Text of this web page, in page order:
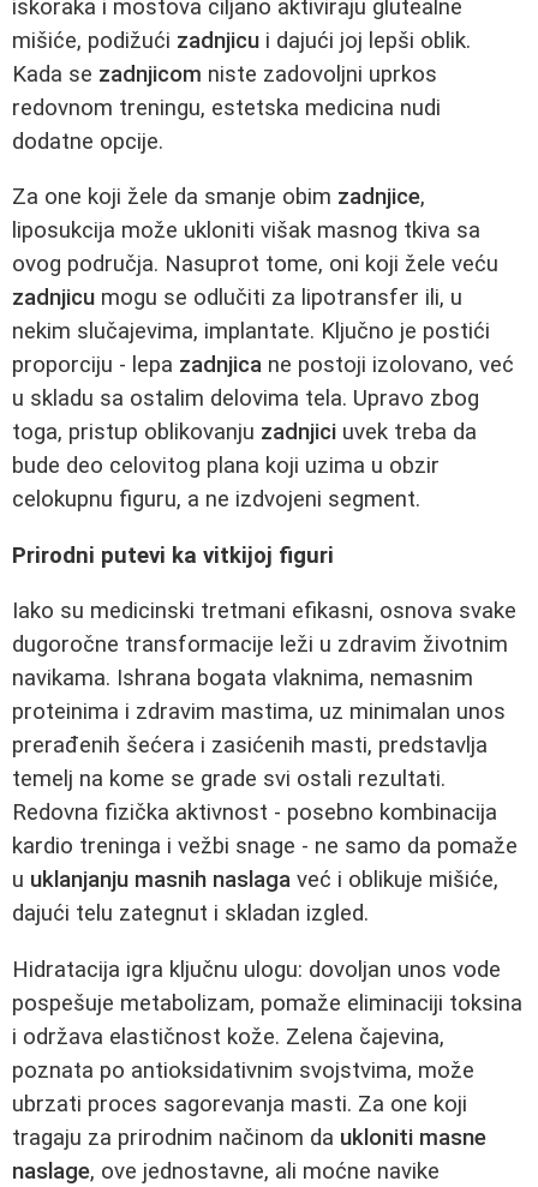
iskoraka i mostova ciljano aktiviraju glutealne
mišiće, podižući zadnjicu i dajući joj lepši oblik.
Kada se zadnjicom niste zadovoljni uprkos
redovnom treningu, estetska medicina nudi
dodatne opcije.
Za one koji žele da smanje obim zadnjice,
liposukcija može ukloniti višak masnog tkiva sa
ovog područja. Nasuprot tome, oni koji žele veću
zadnjicu mogu se odlučiti za lipotransfer ili, u
nekim slučajevima, implantate. Ključno je postići
proporciju - lepa zadnjica ne postoji izolovano, već
u skladu sa ostalim delovima tela. Upravo zbog
toga, pristup oblikovanju zadnjici uvek treba da
bude deo celovitog plana koji uzima u obzir
celokupnu figuru, a ne izdvojeni segment.
Prirodni putevi ka vitkijoj figuri
Iako su medicinski tretmani efikasni, osnova svake
dugoročne transformacije leži u zdravim životnim
navikama. Ishrana bogata vlaknima, nemasnim
proteinima i zdravim mastima, uz minimalan unos
prerađenih šećera i zasićenih masti, predstavlja
temelj na kome se grade svi ostali rezultati.
Redovna fizička aktivnost - posebno kombinacija
kardio treninga i vežbi snage - ne samo da pomaže
u uklanjanju masnih naslaga već i oblikuje mišiće,
dajući telu zategnut i skladan izgled.
Hidratacija igra ključnu ulogu: dovoljan unos vode
pospešuje metabolizam, pomaže eliminaciji toksina
i održava elastičnost kože. Zelena čajevina,
poznata po antioksidativnim svojstvima, može
ubrzati proces sagorevanja masti. Za one koji
tragaju za prirodnim načinom da ukloniti masne
naslage, ove jednostavne, ali moćne navike